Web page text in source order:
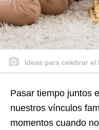
Ideas para celebrar el
Pasar tiempo juntos
nuestros vínculos
momentos cuando